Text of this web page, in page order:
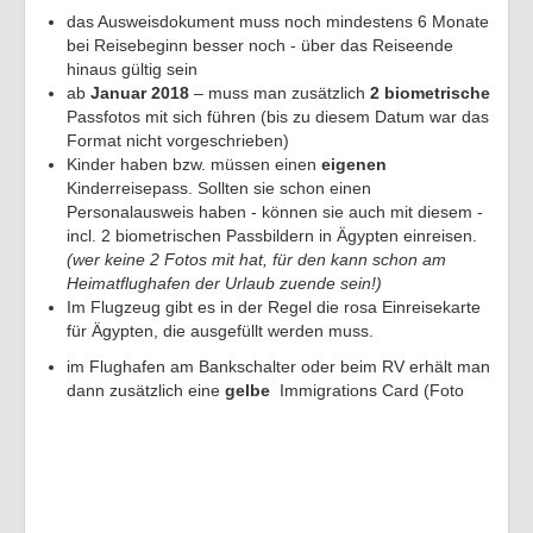
das Ausweisdokument muss noch mindestens 6 Monate
bei Reisebeginn besser noch - über das Reiseende
hinaus gültig sein
ab Januar 2018 – muss man zusätzlich 2 biometrische
Passfotos mit sich führen (bis zu diesem Datum war das
Format nicht vorgeschrieben)
Kinder haben bzw. müssen einen eigenen
Kinderreisepass. Sollten sie schon einen
Personalausweis haben - können sie auch mit diesem -
incl. 2 biometrischen Passbildern in Ägypten einreisen.
(wer keine 2 Fotos mit hat, für den kann schon am
Heimatflughafen der Urlaub zuende sein!)
Im Flugzeug gibt es in der Regel die rosa Einreisekarte
für Ägypten, die ausgefüllt werden muss.
im Flughafen am Bankschalter oder beim RV erhält man
dann zusätzlich eine gelbe Immigrations Card (Foto